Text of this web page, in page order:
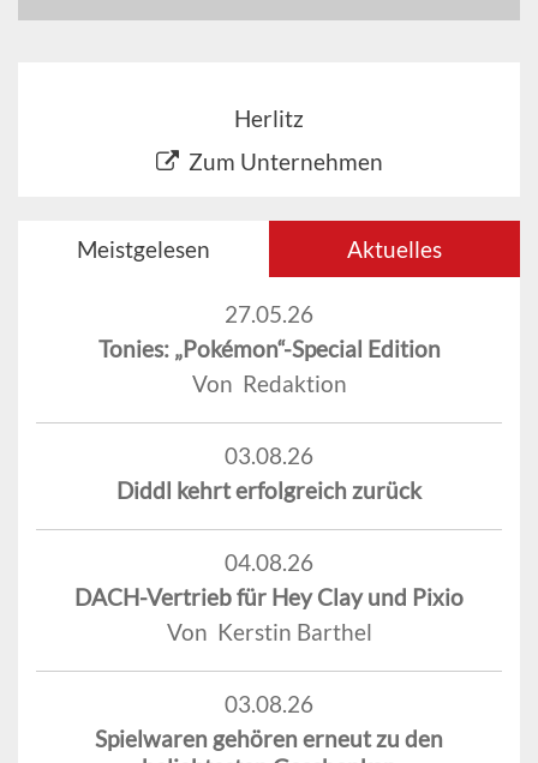
Herlitz
Zum Unternehmen
Meistgelesen Aktuelles
27.05.26
Tonies: „Pokémon“-Special Edition
Von Redaktion
03.08.26
Diddl kehrt erfolgreich zurück
04.08.26
DACH-Vertrieb für Hey Clay und Pixio
Von Kerstin Barthel
03.08.26
Spielwaren gehören erneut zu den